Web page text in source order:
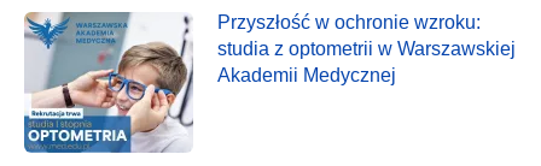
Przyszłość w ochronie wzroku:
studia z optometrii w Warszawskiej
Akademii Medycznej